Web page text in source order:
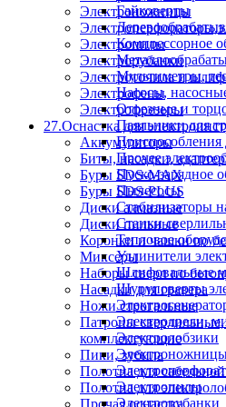
Электроножницы
Электропилы
Электрорубанки
Электроточила и
Электрофены
Электрофрезеры
27.Оснастка для
Аккумуляторы
Биты, насадки,
Буры SDS-MAX
Буры SDS-PLUS
Диски алмазные
Диски пильные
Коронки и чашки по
Миксеры
Наборы сверл по
Насадки для гравера
Ножи строгальные
Патроны
комплектующие
Пики, зубила
Полотна для
Полотна для
Прочая оснастка
Гайковерты
Компрессорное
Мультиметры,
Насосы,
Отрезные и
Паяльники для
Приспособления
Прочее
Пуско-зарядное
Пылесосы
Стабилизаторы
Станки
Тепловое
Удлинители
Шлифовальные
Шуруповерты
Электродрели,
Электролобзики
Электропилы
Электрорубанки